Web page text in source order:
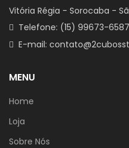
Vitória Régia - Sorocaba -
Telefone: (15) 99673-6587
E-mail:
MENU
Home
Loja
Sobre Nós